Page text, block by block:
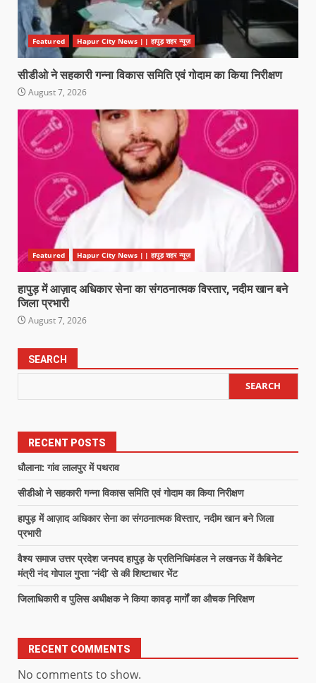
Featured Hapur City News || हापुड़ शहर न्यूज़
सीडीओ ने सहकारी गन्ना विकास समिति एवं गोदाम का किया निरीक्षण
August 7, 2026
Featured Hapur City News || हापुड़ शहर न्यूज़
हापुड़ में आज़ाद अधिकार सेना का संगठनात्मक विस्तार, नदीम खान बने
जिला प्रभारी
August 7, 2026
SEARCH
SEARCH
RECENT POSTS
धौलाना: गांव लालपुर में पथराव
सीडीओ ने सहकारी गन्ना विकास समिति एवं गोदाम का किया निरीक्षण
हापुड़ में आज़ाद अधिकार सेना का संगठनात्मक विस्तार, नदीम खान बने जिला
प्रभारी
वैश्य समाज उत्तर प्रदेश जनपद हापुड़ के प्रतिनिधिमंडल ने लखनऊ में कैबिनेट
मंत्री नंद गोपाल गुप्ता ‘नंदी’ से की शिष्टाचार भेंट
जिलाधिकारी व पुलिस अधीक्षक ने किया कावड़ मार्गों का औचक निरिक्षण
RECENT COMMENTS
No comments to show.